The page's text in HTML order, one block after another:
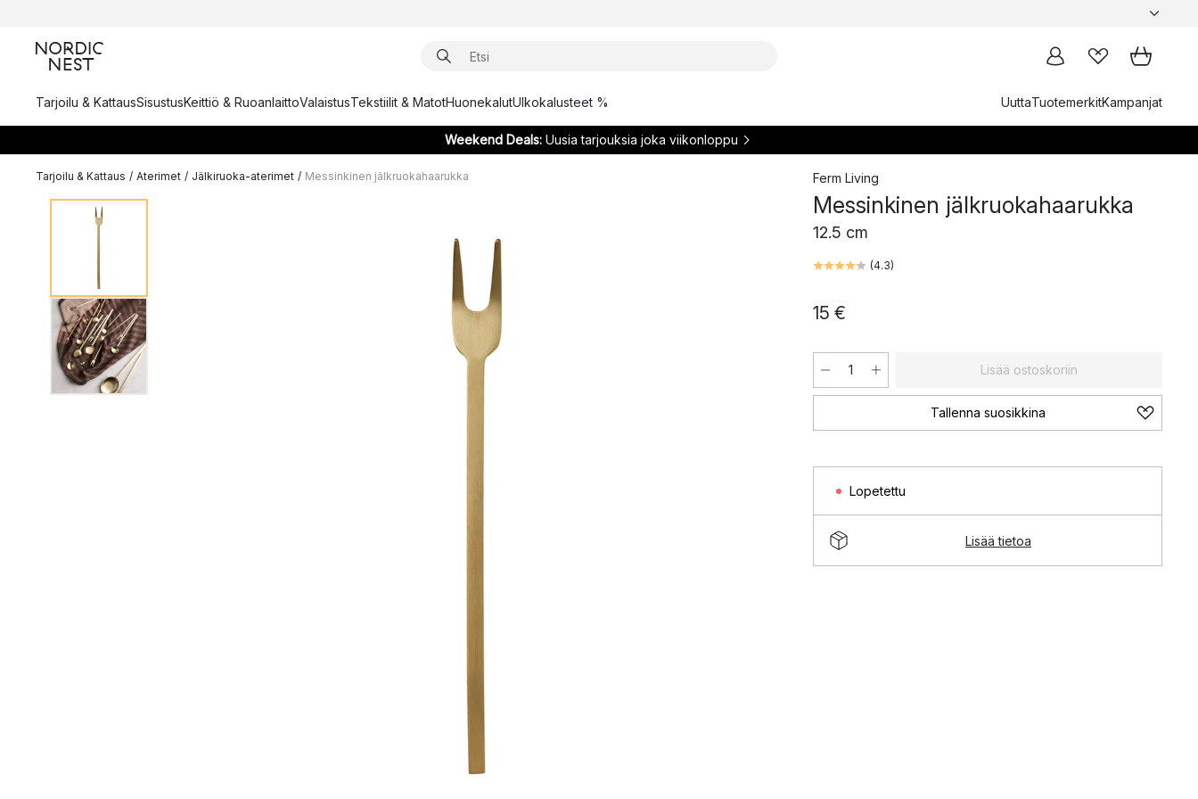
Tarjoilu & KattausSisustusKeittiö & RuoanlaittoValaistusTekstiilit & MatotHuonekalutUlkokalusteet % UuttaTuotemerkitKampanjat
Weekend Deals:Uusia tarjouksia joka viikonloppu
Tarjoilu & Kattaus / Aterimet / Jälkiruoka-aterimet / Messinkinen jälkruokahaarukka Ferm Living
Messinkinen jälkruokahaarukka
12.5 cm
(4.3)
15 €
Lisää ostoskoriin
Tallenna suosikkina
Lopetettu
Lisää tietoa